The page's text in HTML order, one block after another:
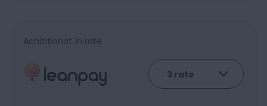
Achiziționat în rate